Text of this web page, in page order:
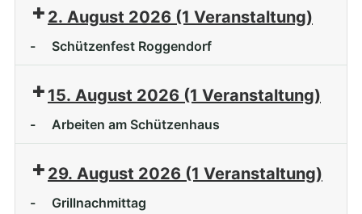
2. August 2026 (1 Veranstaltung)
- Schützenfest Roggendorf
15. August 2026 (1 Veranstaltung)
- Arbeiten am Schützenhaus
29. August 2026 (1 Veranstaltung)
- Grillnachmittag